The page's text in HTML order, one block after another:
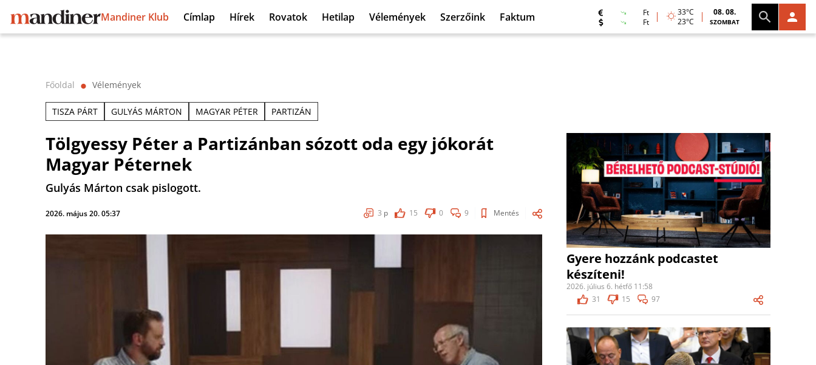
Mandiner Klub Címlap Hírek Rovatok Hetilap Vélemények Szerzőink Faktum
Ft
Ft
33°C
23°C
08. 08.
SZOMBAT
Főoldal ⬤ Vélemények
TISZA PÁRT GULYÁS MÁRTON MAGYAR PÉTER PARTIZÁN
Tölgyessy Péter a Partizánban sózott oda egy jókorát
Magyar Péternek
Gulyás Márton csak pislogott.
2026. május 20. 05:37 3 p 15 0 9 Mentés
Gyere hozzánk podcastet
készíteni!
2026. július 6. hétfő 11:58
31
15 97